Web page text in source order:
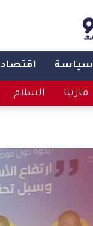
سياسة اقتصاد
مارينا السلام